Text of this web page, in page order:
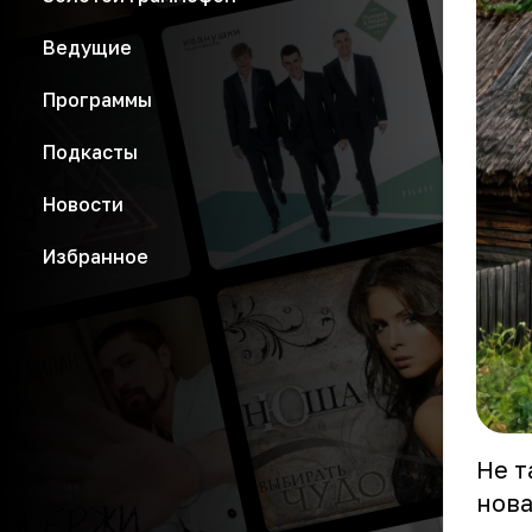
Ведущие
Программы
Подкасты
Новости
Избранное
Не